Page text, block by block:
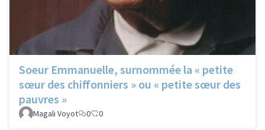
Soeur Emmanuelle, surnommée la « petite
sœur des chiffonniers » ou « petite sœur des
pauvres »
Magali Voyot 0 0